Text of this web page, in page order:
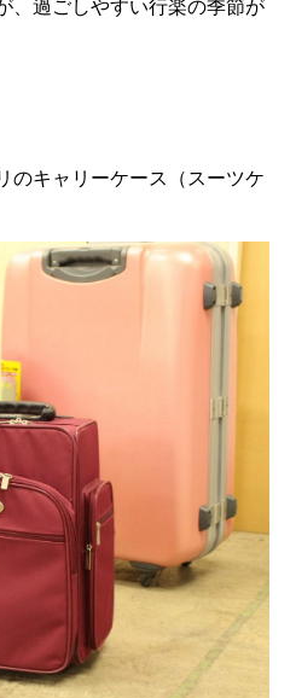
、過ごしやすい行楽の季節が
のキャリーケース（スーツケ